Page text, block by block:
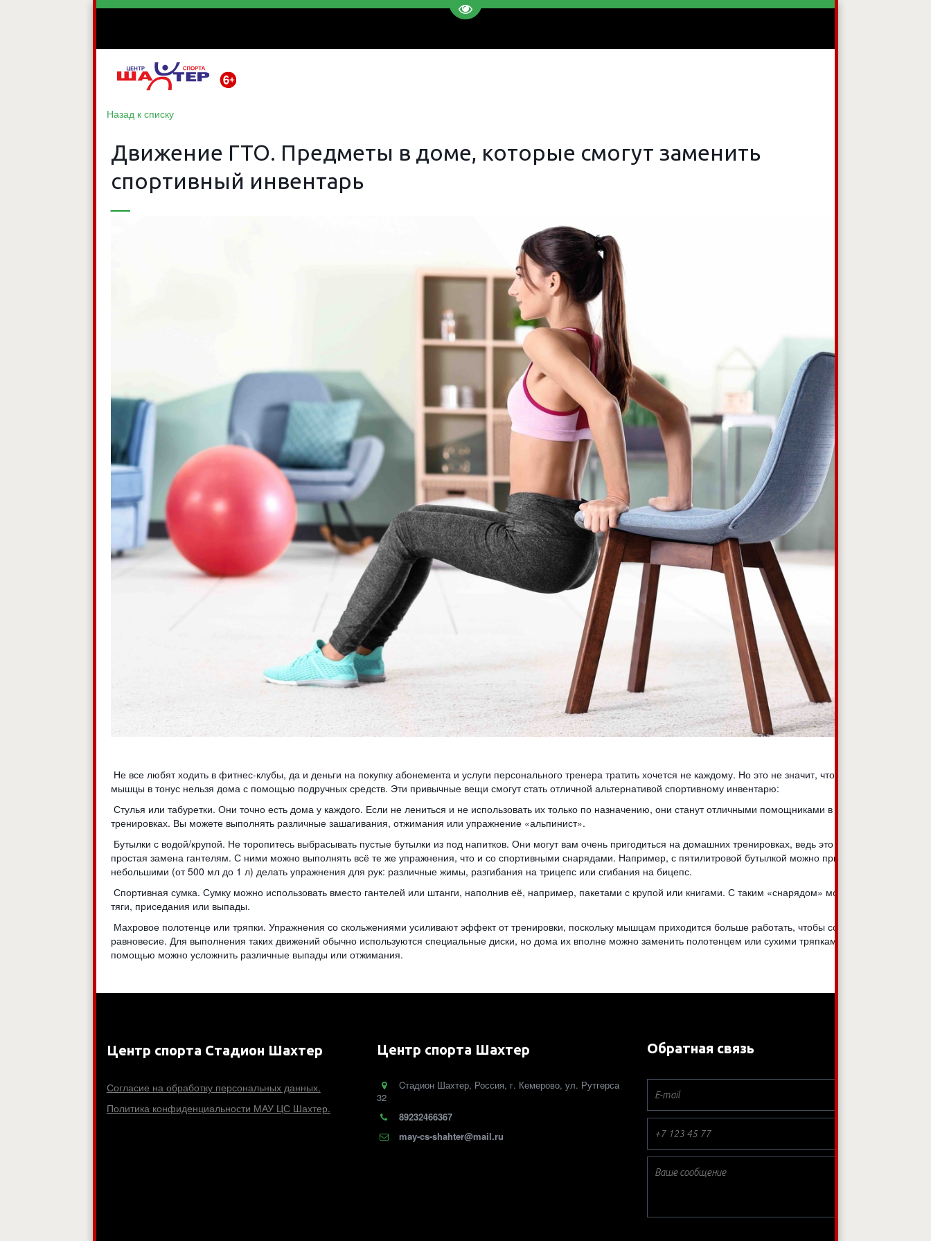
Перейти на версию для слабовидящих
Назад к списку
Движение ГТО. Предметы в доме, которые смогут заменить
спортивный инвентарь
Не все любят ходить в фитнес-клубы, да и деньги на покупку абонемента и услуги персонального тренера тратить хочется не каждому. Но это не значит, что привести
мышцы в тонус нельзя дома с помощью подручных средств. Эти привычные вещи смогут стать отличной альтернативой спортивному инвентарю:
Стулья или табуретки. Они точно есть дома у каждого. Если не лениться и не использовать их только по назначению, они станут отличными помощниками в
тренировках. Вы можете выполнять различные зашагивания, отжимания или упражнение «альпинист».
Бутылки с водой/крупой. Не торопитесь выбрасывать пустые бутылки из под напитков. Они могут вам очень пригодиться на домашних тренировках, ведь это самая
простая замена гантелям. С ними можно выполнять всё те же упражнения, что и со спортивными снарядами. Например, с пятилитровой бутылкой можно приседать. А с
небольшими (от 500 мл до 1 л) делать упражнения для рук: различные жимы, разгибания на трицепс или сгибания на бицепс.
Спортивная сумка. Сумку можно использовать вместо гантелей или штанги, наполнив её, например, пакетами с крупой или книгами. С таким «снарядом» можно делать
тяги, приседания или выпады.
Махровое полотенце или тряпки. Упражнения со скольжениями усиливают эффект от тренировки, поскольку мышцам приходится больше работать, чтобы сохранять
равновесие. Для выполнения таких движений обычно используются специальные диски, но дома их вполне можно заменить полотенцем или сухими тряпками. С их
помощью можно усложнить различные выпады или отжимания.
Центр спорта Стадион Шахтер
Согласие на обработку персональных данных.
Политика конфиденциальности МАУ ЦС Шахтер.
Центр спорта Шахтер
Cтадион Шахтер, Россия, г. Кемерово,ул. Рутгерса
32
89232466367
may-cs-shahter@mail.ru
Обратная связь